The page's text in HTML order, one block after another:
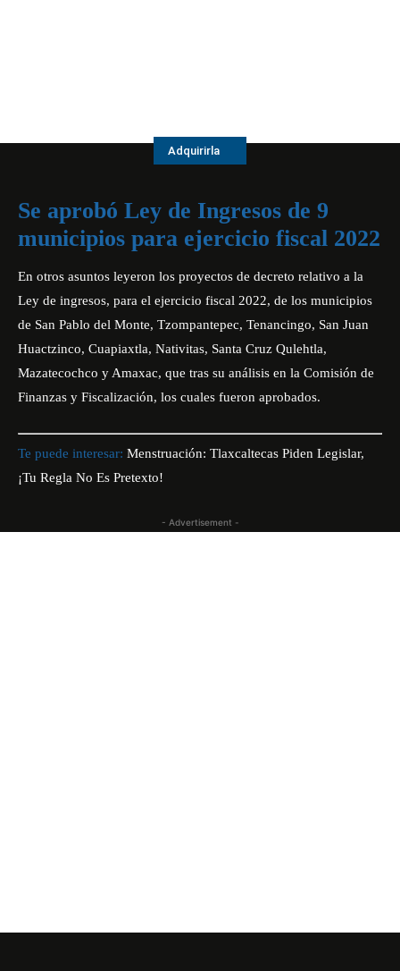
Adquirirla
Se aprobó Ley de Ingresos de 9
municipios para ejercicio fiscal 2022
En otros asuntos leyeron los proyectos de decreto relativo a la
Ley de ingresos, para el ejercicio fiscal 2022, de los municipios
de San Pablo del Monte, Tzompantepec, Tenancingo, San Juan
Huactzinco, Cuapiaxtla, Nativitas, Santa Cruz Qulehtla,
Mazatecochco y Amaxac, que tras su análisis en la Comisión de
Finanzas y Fiscalización, los cuales fueron aprobados.
Te puede interesar: Menstruación: Tlaxcaltecas Piden Legislar,
¡Tu Regla No Es Pretexto!
- Advertisement -